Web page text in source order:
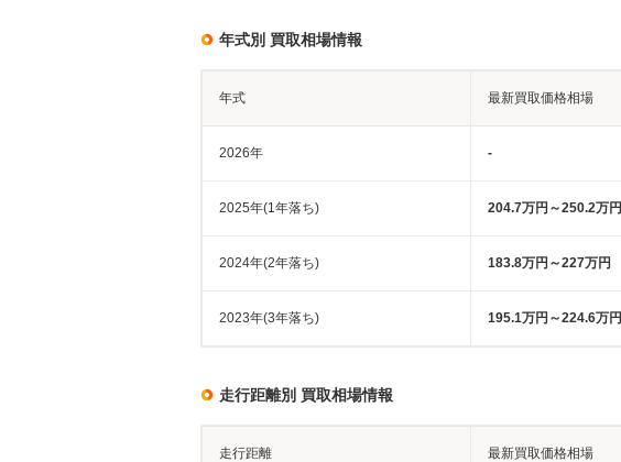
年式別 買取相場情報
年式 最新買取価格相場
2026年 -
2025年(1年落ち) 204.7万円～250.2万円
2024年(2年落ち) 183.8万円～227万円
2023年(3年落ち) 195.1万円～224.6万円
走行距離別 買取相場情報
走行距離 最新買取価格相場